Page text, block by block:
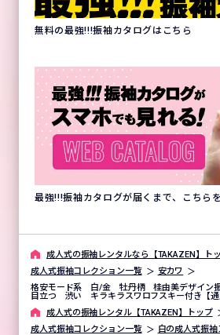
無料の最強!!!振袖カタログはこちら
最強!!!振袖カタログが届くまで、こちら
成⼈式の振袖レンタルなら【TAKAZEN】ト
成人式振袖コレクション一覧
安カワ
格安モード系 白/金 牡丹柄 桂由美デザイ
目立つ 渋い キラキラスワロフスキー付き【通
成⼈式の振袖レンタル【TAKAZEN】トップ
成人式振袖コレクション一覧
白の成人式振